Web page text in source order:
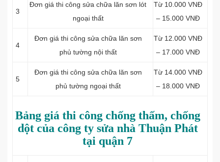
3
Đơn giá thi công sửa chữa lăn sơn lót
ngoại thất
Từ 10.000 VNĐ
– 15.000 VNĐ
4
Đơn giá thi công sửa chữa lăn sơn
phủ tường nội thất
Từ 12.000 VNĐ
– 17.000 VNĐ
5
Đơn giá thi công sửa chữa lăn sơn
phủ tường ngoại thất
Từ 14.000 VNĐ
– 18.000 VNĐ
Bảng giá thi công chống thấm, chống
dột của công ty sửa nhà Thuận Phát
tại quận 7